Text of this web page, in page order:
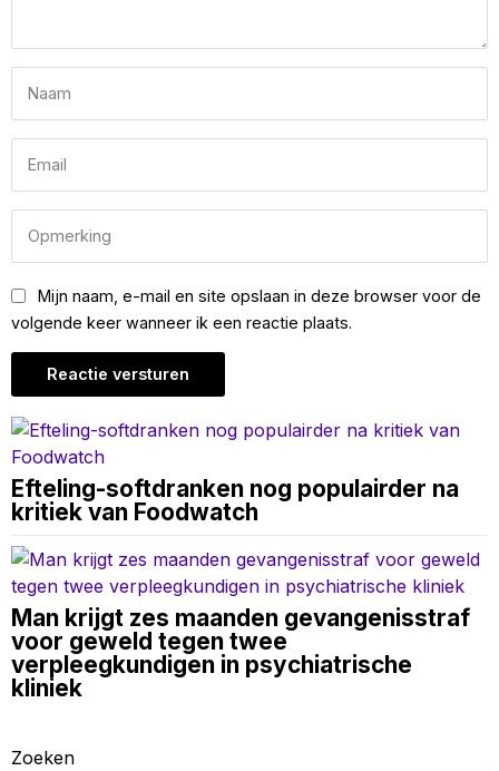
Mijn naam, e-mail en site opslaan in deze browser voor de
volgende keer wanneer ik een reactie plaats.
Efteling-softdranken nog populairder na
kritiek van Foodwatch
Man krijgt zes maanden gevangenisstraf
voor geweld tegen twee
verpleegkundigen in psychiatrische
kliniek
Zoeken